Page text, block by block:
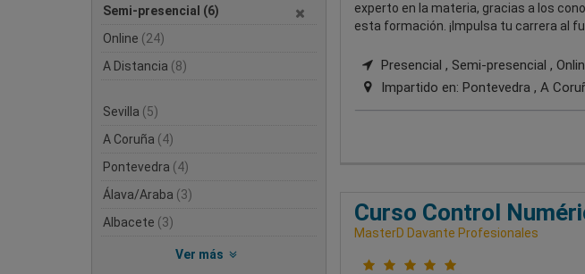
Semi-presencial (6)
Online (24)
A Distancia (8)
Sevilla (5)
A Coruña (4)
Pontevedra (4)
Álava/Araba (3)
Albacete (3)
Ver más
experto en la materia, gracias a los
esta formación. ¡Impulsa tu carrera al
Presencial , Semi-presencial ,
Impartido en: Pontevedra , A
Curso Control
MasterD Davante Profesionales